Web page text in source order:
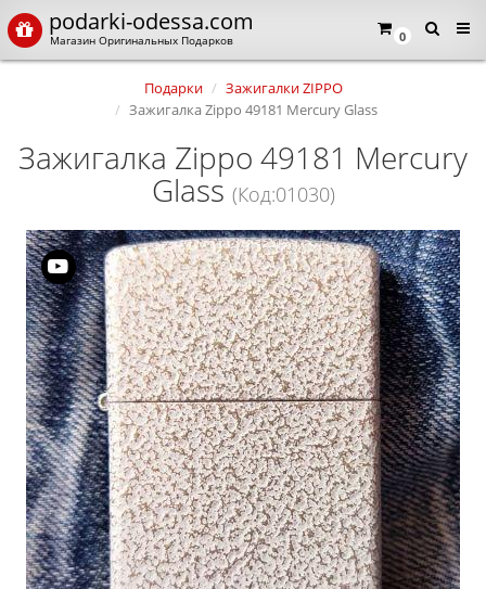
0
podarki-odessa.com
Магазин Оригинальных Подарков
Подарки
Зажигалки ZIPPO
Зажигалка Zippo 49181 Mercury Glass
Зажигалка Zippo 49181 Mercury
Glass (Код:01030)